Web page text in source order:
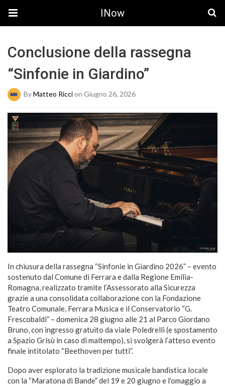
INow
Conclusione della rassegna
“Sinfonie in Giardino”
ByMatteo Riccion Giugno 26, 2026
In chiusura della rassegna “Sinfonie in Giardino 2026” – evento
sostenuto dal Comune di Ferrara e dalla Regione Emilia-
Romagna, realizzato tramite l’Assessorato alla Sicurezza
grazie a una consolidata collaborazione con la Fondazione
Teatro Comunale, Ferrara Musica e il Conservatorio “G.
Frescobaldi” – domenica 28 giugno alle 21 al Parco Giordano
Bruno, con ingresso gratuito da viale Poledrelli (e spostamento
a Spazio Grisù in caso di maltempo), si svolgerà l’atteso evento
finale intitolato “Beethoven per tutti”.
Dopo aver esplorato la tradizione musicale bandistica locale
con la “Maratona di Bande” del 19 e 20 giugno e l’omaggio a